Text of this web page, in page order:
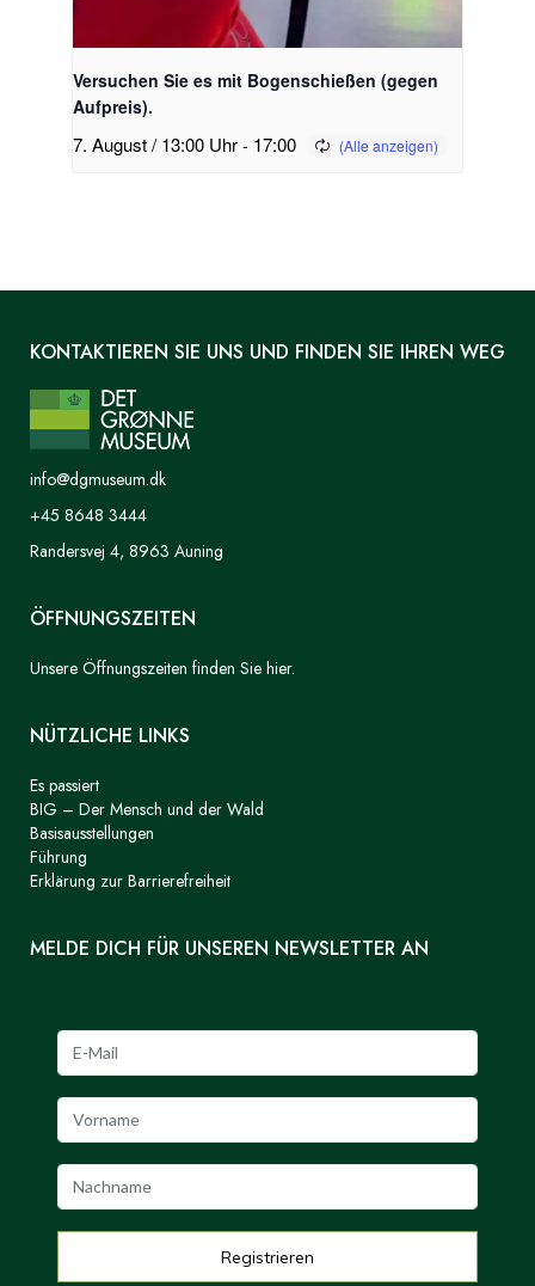
Versuchen Sie es mit Bogenschießen (gegen
Aufpreis).
7. August / 13:00 Uhr- 17:00
KONTAKTIEREN SIE UNS UND FINDEN SIE IHREN WEG
info@dgmuseum.dk
+45 8648 3444
Randersvej 4, 8963 Auning
ÖFFNUNGSZEITEN
Unsere Öffnungszeiten finden Sie hier.
NÜTZLICHE LINKS
Es passiert
BIG – Der Mensch und der Wald
Basisausstellungen
Führung
Erklärung zur Barrierefreiheit
MELDE DICH FÜR UNSEREN NEWSLETTER AN